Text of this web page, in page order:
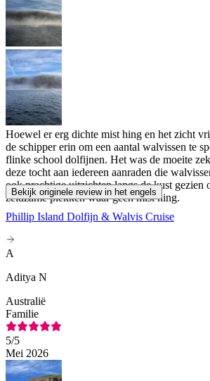
Hoewel er erg dichte mist hing en het zicht
de schipper erin om een aantal walvissen te
flinke school dolfijnen. Het was de moeite
deze tocht aan iedereen aanraden die
ook prachtige uitzichten langs de kust gezien
zeldzame plekken waar geen mist hing.
Bekijk originele review in het engels
Phillip Island Dolfijn & Walvis Cruise
A
Aditya N
Australië
Familie
5/5
Mei 2026